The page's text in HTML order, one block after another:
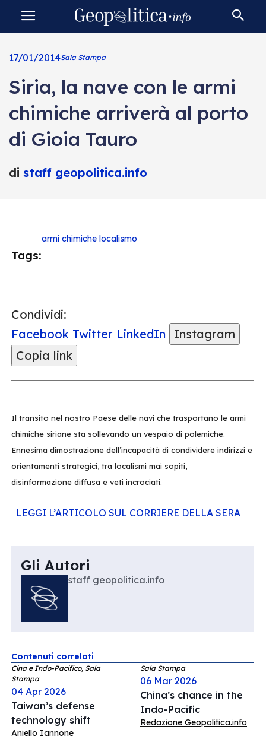
17/01/2014Sala Stampa
Siria, la nave con le armi
chimiche arriverà al porto
di Gioia Tauro
di staff geopolitica.info
Tags:
armi chimiche localismo
Condividi:
Facebook Twitter LinkedIn
Instagram
Copia link
Il transito nel nostro Paese delle navi che trasportano le armi
chimiche siriane sta sollevando un vespaio di polemiche.
Ennesima dimostrazione dell’incapacità di condividere indirizzi e
orientamenti strategici, tra localismi mai sopiti,
disinformazione diffusa e veti incrociati.
LEGGI L’ARTICOLO SUL CORRIERE DELLA SERA
Gli Autori
staff geopolitica.info
Contenuti correlati
Cina e Indo-Pacifico, Sala
Stampa
04 Apr 2026
Taiwan’s defense
technology shift
Aniello Iannone
Sala Stampa
06 Mar 2026
China’s chance in the
Indo-Pacific
Redazione Geopolitica.info